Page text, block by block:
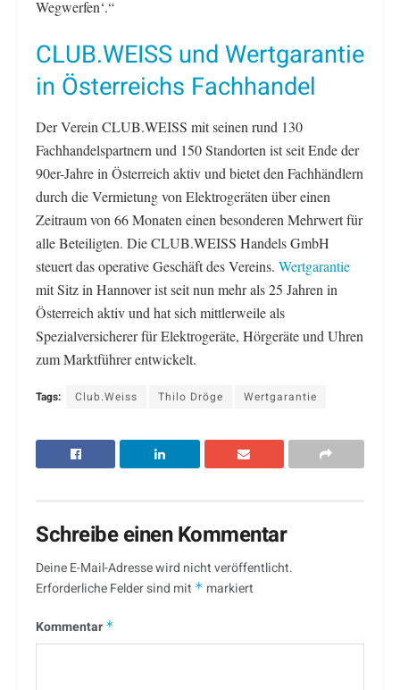
Wegwerfen‘.“
CLUB.WEISS und Wertgarantie
in Österreichs Fachhandel
Der Verein CLUB.WEISS mit seinen rund 130
Fachhandelspartnern und 150 Standorten ist seit Ende der
90er-Jahre in Österreich aktiv und bietet den Fachhändlern
durch die Vermietung von Elektrogeräten über einen
Zeitraum von 66 Monaten einen besonderen Mehrwert für
alle Beteiligten. Die CLUB.WEISS Handels GmbH
steuert das operative Geschäft des Vereins. Wertgarantie
mit Sitz in Hannover ist seit nun mehr als 25 Jahren in
Österreich aktiv und hat sich mittlerweile als
Spezialversicherer für Elektrogeräte, Hörgeräte und Uhren
zum Marktführer entwickelt.
Tags: Club.Weiss Thilo Dröge Wertgarantie
Schreibe einen Kommentar
Deine E-Mail-Adresse wird nicht veröffentlicht.
Erforderliche Felder sind mit * markiert
Kommentar *